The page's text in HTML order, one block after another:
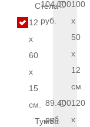
Стела
12
x
60
x
15
см.
Тумба
104.000
руб.
100
x
50
x
12
см.
89.400
руб.
120
x